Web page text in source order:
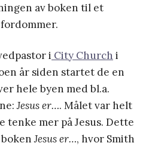
av boken til et
i City Church i
år siden startet de en
hele byen med bl.a.
Jesus er…. Målet var helt
tenke mer på Jesus. Dette
Jesus er…, hvor Smith